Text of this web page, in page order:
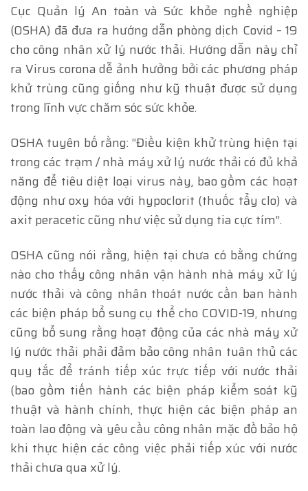
Cục Quản lý An toàn và Sức khỏe nghề nghiệp
(OSHA) đã đưa ra hướng dẫn phòng dịch Covid – 19
cho công nhân xử lý nước thải. Hướng dẫn này chỉ
ra Virus corona dễ ảnh hưởng bởi các phương pháp
khử trùng cũng giống như kỹ thuật được sử dụng
trong lĩnh vực chăm sóc sức khỏe.
OSHA tuyên bố rằng: “Điều kiện khử trùng hiện tại
trong các trạm / nhà máy xử lý nước thải có đủ khả
năng để tiêu diệt loại virus này, bao gồm các hoạt
động như oxy hóa với hypoclorit (thuốc tẩy clo) và
axit peracetic cũng như việc sử dụng tia cực tím”.
OSHA cũng nói rằng, hiện tại chưa có bằng chứng
nào cho thấy công nhân vận hành nhà máy xử lý
nước thải và công nhân thoát nước cần ban hành
các biện pháp bổ sung cụ thể cho COVID-19, nhưng
cũng bổ sung rằng hoạt động của các nhà máy xử
lý nước thải phải đảm bảo công nhân tuân thủ các
quy tắc để tránh tiếp xúc trực tiếp với nước thải
(bao gồm tiến hành các biện pháp kiểm soát kỹ
thuật và hành chính, thực hiện các biện pháp an
toàn lao động và yêu cầu công nhân mặc đồ bảo hộ
khi thực hiện các công việc phải tiếp xúc với nước
thải chưa qua xử lý.